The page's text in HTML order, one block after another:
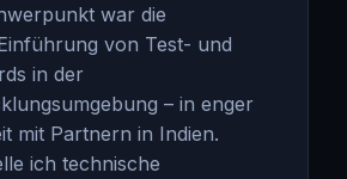
war die
von Test- und
in der
– in enger
mit Partnern in Indien.
ich technische